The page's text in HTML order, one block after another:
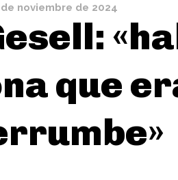
de noviembre de 2024
que